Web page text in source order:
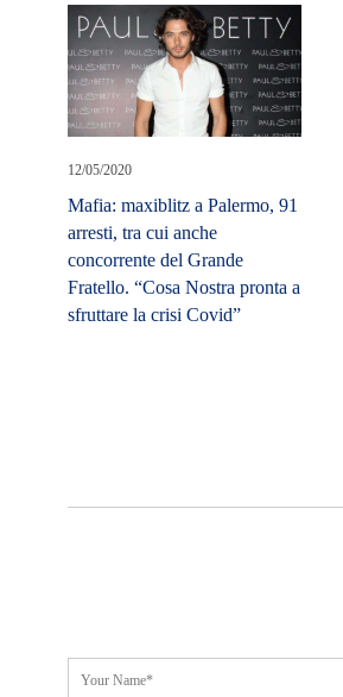
12/05/2020
Mafia: maxiblitz a Palermo, 91
arresti, tra cui anche
concorrente del Grande
Fratello. “Cosa Nostra pronta a
sfruttare la crisi Covid”